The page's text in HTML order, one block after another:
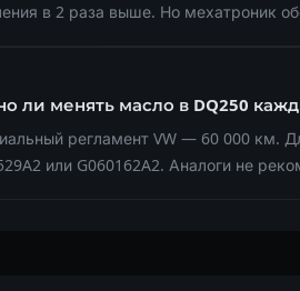
в 2 раза выше. Но мехатроник
ли менять масло в DQ250
регламент VW — 60 000 км.
или G060162A2. Аналоги не